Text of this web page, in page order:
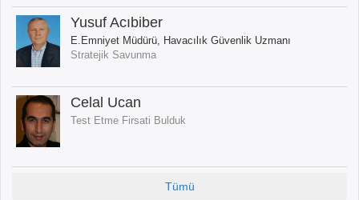
Yusuf Acıbiber
E.Emniyet Müdürü, Havacılık Güvenlik Uzmanı
Stratejik Savunma
Celal Ucan
Test Etme Firsati Bulduk
Tümü